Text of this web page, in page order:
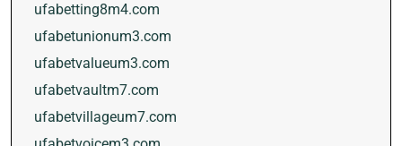
ufabetting8m4.com
ufabetunionum3.com
ufabetvalueum3.com
ufabetvaultm7.com
ufabetvillageum7.com